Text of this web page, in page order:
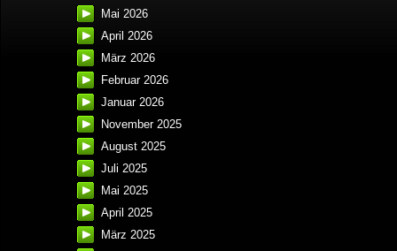
Mai 2026
April 2026
März 2026
Februar 2026
Januar 2026
November 2025
August 2025
Juli 2025
Mai 2025
April 2025
März 2025